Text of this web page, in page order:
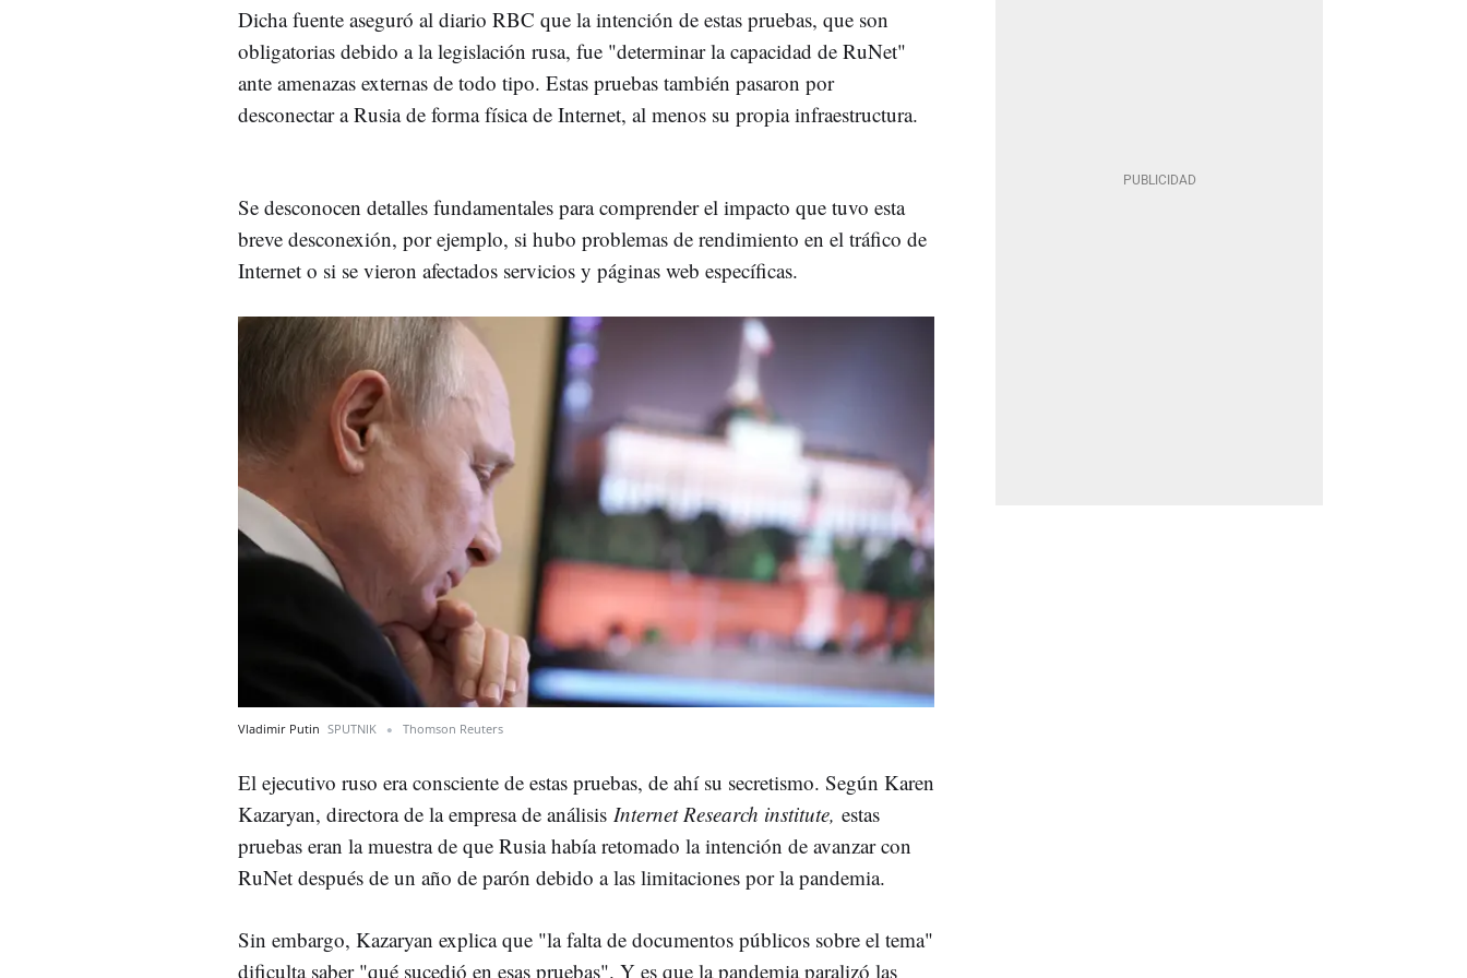
Dicha fuente aseguró al diario RBC que la intención de estas pruebas, que son
obligatorias debido a la legislación rusa, fue "determinar la capacidad de RuNet"
ante amenazas externas de todo tipo. Estas pruebas también pasaron por
desconectar a Rusia de forma física de Internet, al menos su propia infraestructura.
Se desconocen detalles fundamentales para comprender el impacto que tuvo esta
breve desconexión, por ejemplo, si hubo problemas de rendimiento en el tráfico de
Internet o si se vieron afectados servicios y páginas web específicas.
Vladimir Putin SPUTNIK Thomson Reuters
El ejecutivo ruso era consciente de estas pruebas, de ahí su secretismo. Según Karen
Kazaryan, directora de la empresa de análisis Internet Research institute, estas
pruebas eran la muestra de que Rusia había retomado la intención de avanzar con
RuNet después de un año de parón debido a las limitaciones por la pandemia.
Sin embargo, Kazaryan explica que "la falta de documentos públicos sobre el tema"
dificulta saber "qué sucedió en esas pruebas". Y es que la pandemia paralizó las